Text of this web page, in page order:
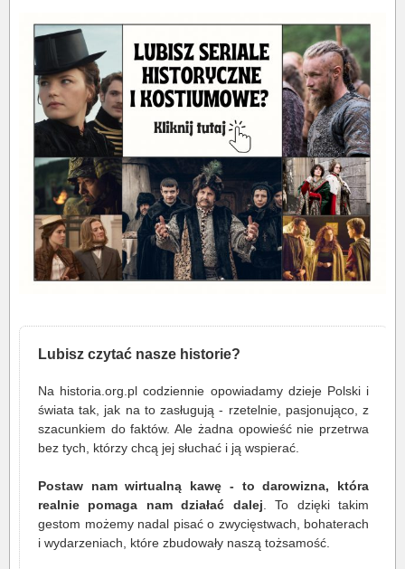
Lubisz czytać nasze historie?
Na historia.org.pl codziennie opowiadamy dzieje Polski i
świata tak, jak na to zasługują - rzetelnie, pasjonująco, z
szacunkiem do faktów. Ale żadna opowieść nie przetrwa
bez tych, którzy chcą jej słuchać i ją wspierać.
Postaw nam wirtualną kawę - to darowizna, która
realnie pomaga nam działać dalej . To dzięki takim
gestom możemy nadal pisać o zwycięstwach, bohaterach
i wydarzeniach, które zbudowały naszą tożsamość.